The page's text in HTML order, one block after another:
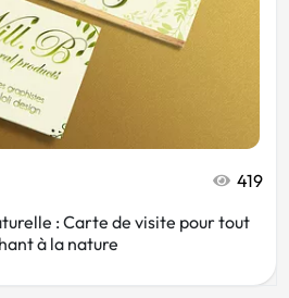
Voyage
Immobilier
419
: Carte de visite pour tout
à la nature